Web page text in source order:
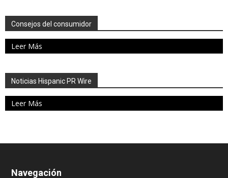
Consejos del consumidor
Leer Más
Noticias Hispanic PR Wire
Leer Más
Navegación